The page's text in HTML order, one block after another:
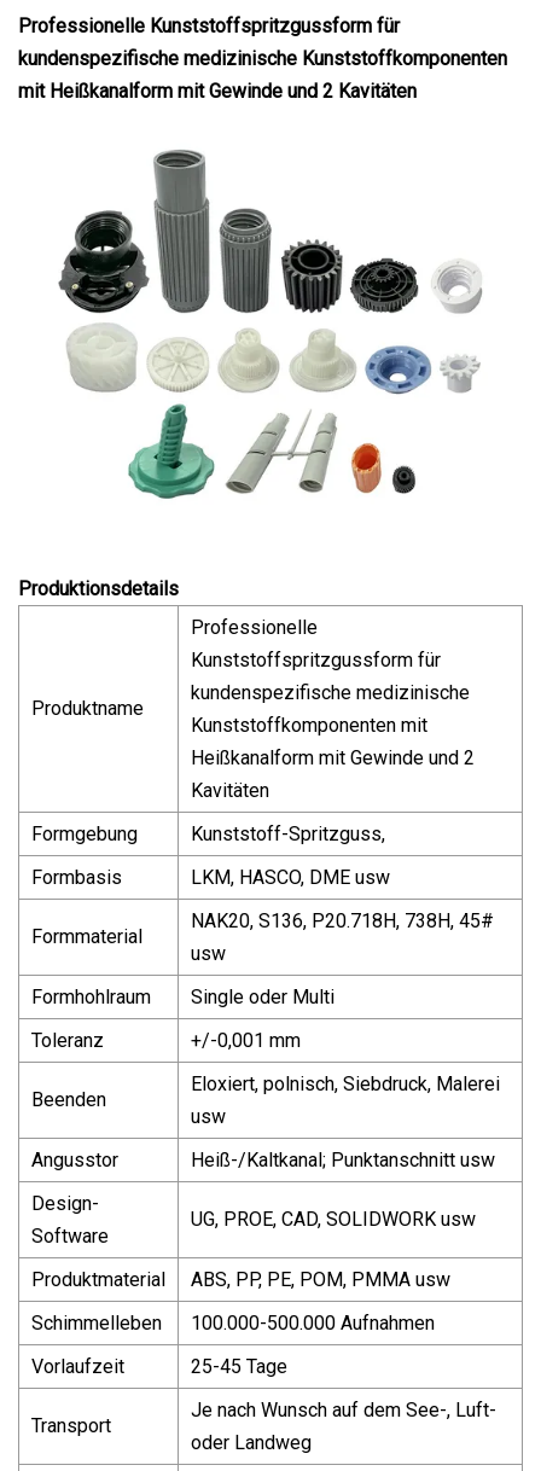
Professionelle Kunststoffspritzgussform für
kundenspezifische medizinische Kunststoffkomponenten
mit Heißkanalform mit Gewinde und 2 Kavitäten
Produktionsdetails
Produktname
Professionelle
Kunststoffspritzgussform für
kundenspezifische medizinische
Kunststoffkomponenten mit
Heißkanalform mit Gewinde und 2
Kavitäten
Formgebung
Kunststoff-Spritzguss,
Formbasis
LKM, HASCO, DME usw
Formmaterial
NAK20, S136, P20.718H, 738H, 45#
usw
Formhohlraum
Single oder Multi
Toleranz
+/-0,001 mm
Beenden
Eloxiert, polnisch, Siebdruck, Malerei
usw
Angusstor
Heiß-/Kaltkanal; Punktanschnitt usw
Design-
Software
UG, PROE, CAD, SOLIDWORK usw
Produktmaterial
ABS, PP, PE, POM, PMMA usw
Schimmelleben
100.000-500.000 Aufnahmen
Vorlaufzeit
25-45 Tage
Transport
Je nach Wunsch auf dem See-, Luft-
oder Landweg